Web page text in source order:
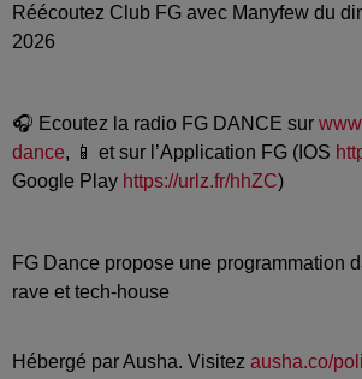
Réécoutez Club FG avec Manyfew du
2026
🎧 Ecoutez la radio FG DANCE sur
dance, 📱 et sur l’Application FG (IOS
Google Play https://urlz.fr/hhZC)
FG Dance propose une programmation
rave et tech-house
Hébergé par Ausha. Visitez ausha.co/